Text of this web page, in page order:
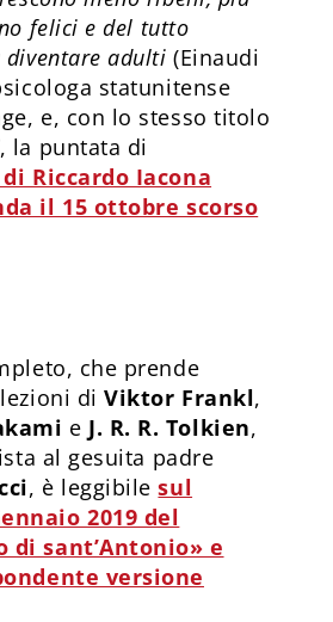
felici e del tutto
adulti (Einaudi
statunitense
e, con lo stesso titolo
, la puntata di
di Riccardo Iacona
il 15 ottobre scorso
che prende
diViktor Frankl,
e J. R. R. Tolkien,
al gesuita padre
, è leggibilesul
2019 del
di sant’Antonio» e
versione